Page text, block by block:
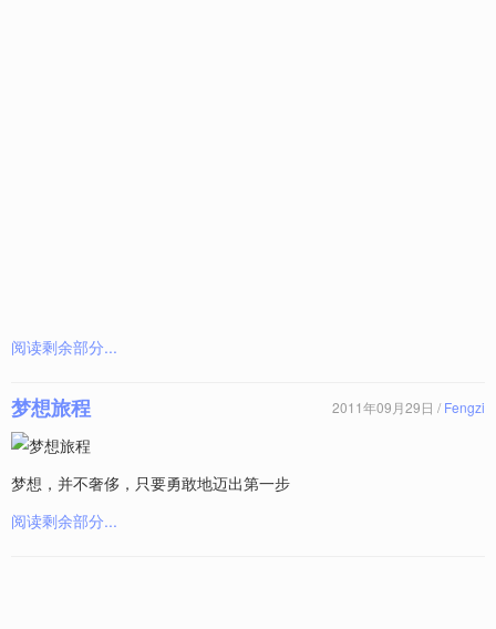
阅读剩余部分...
梦想旅程 2011年09月29日 / Fengzi
梦想，并不奢侈，只要勇敢地迈出第一步
阅读剩余部分...